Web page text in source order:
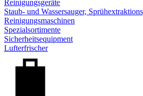
Reinigungsgeräte
Staub- und Wassersauger,
Reinigungsmaschinen
Spezialsortimente
Sicherheitsequipment
Lufterfrischer